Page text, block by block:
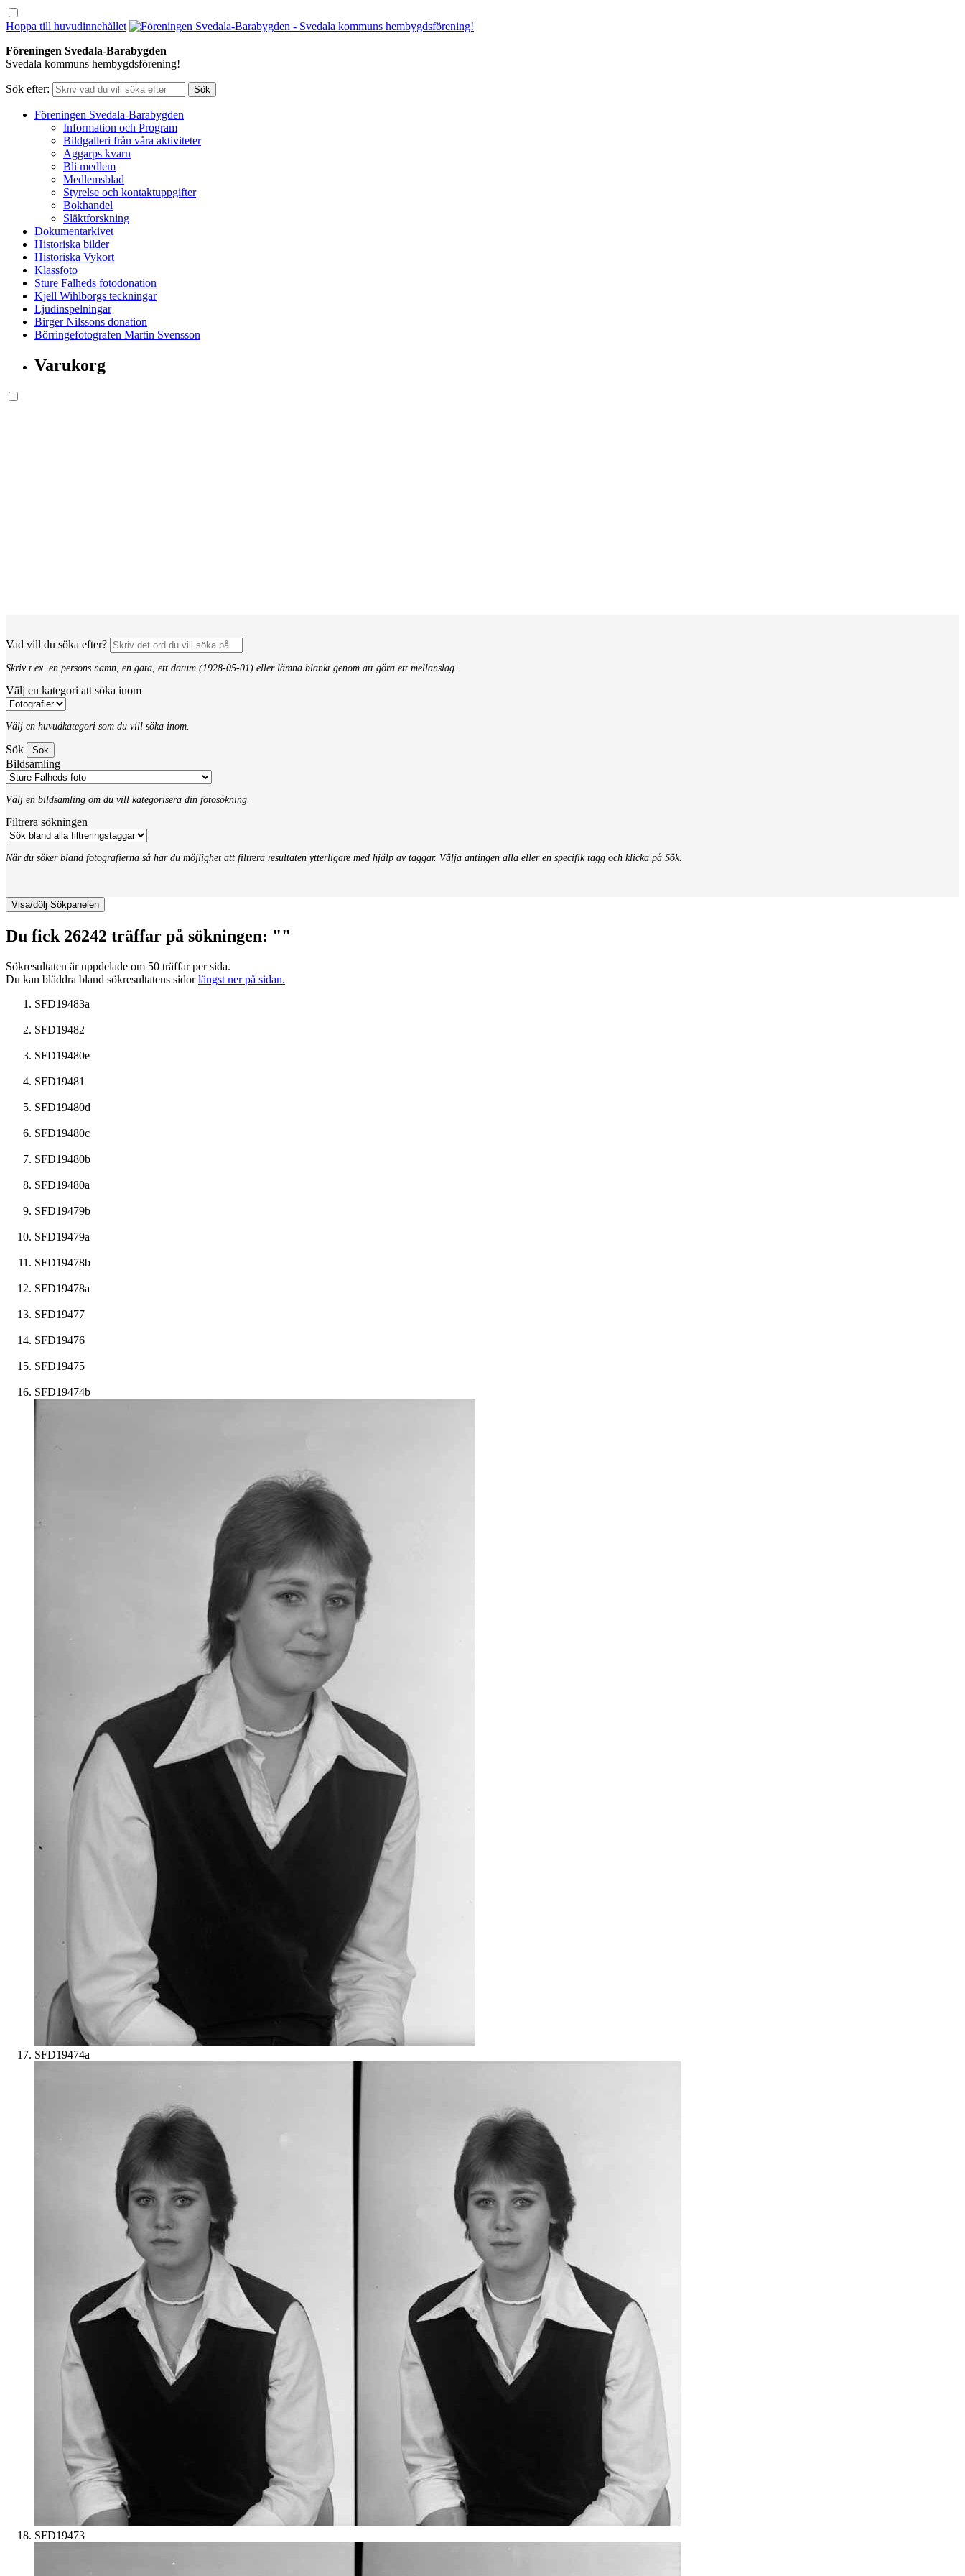
Hoppa till huvudinnehållet
Föreningen Svedala-Barabygden
Svedala kommuns hembygdsförening!
Sök efter:
Föreningen Svedala-Barabygden
Information och Program
Bildgalleri från våra aktiviteter
Aggarps kvarn
Bli medlem
Medlemsblad
Styrelse och kontaktuppgifter
Bokhandel
Släktforskning
Dokumentarkivet
Historiska bilder
Historiska Vykort
Klassfoto
Sture Falheds fotodonation
Kjell Wihlborgs teckningar
Ljudinspelningar
Birger Nilssons donation
Börringefotografen Martin Svensson
Varukorg
Vad vill du söka efter?
Skriv t.ex. en persons namn, en gata, ett datum (1928-05-01) eller lämna blankt genom att göra ett mellanslag.
Välj en kategori att söka inom
Välj en huvudkategori som du vill söka inom.
Sök
Bildsamling
Välj en bildsamling om du vill kategorisera din fotosökning.
Filtrera sökningen
När du söker bland fotografierna så har du möjlighet att filtrera resultaten ytterligare med hjälp av taggar. Välja antingen alla eller en specifik tagg och klicka på Sök.
Visa/dölj Sökpanelen
Du fick 26242 träffar på sökningen: ""
Sökresultaten är uppdelade om 50 träffar per sida.
Du kan bläddra bland sökresultatens sidorlängst ner på sidan.
SFD19483a
SFD19482
SFD19480e
SFD19481
SFD19480d
SFD19480c
SFD19480b
SFD19480a
SFD19479b
SFD19479a
SFD19478b
SFD19478a
SFD19477
SFD19476
SFD19475
SFD19474b
SFD19474a
SFD19473